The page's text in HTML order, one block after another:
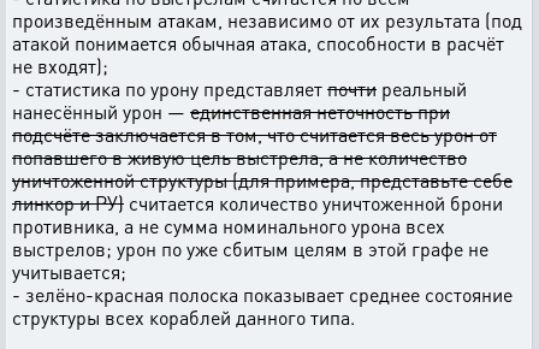
произведённым атакам, независимо от их результата (под
атакой понимается обычная атака, способности в расчёт
не входят);
- статистика по урону представляетпочти реальный
нанесённый урон — единственная неточность при
подсчёте заключается в том, что считается весь урон от
попавшего в живую цель выстрела, а не количество
уничтоженной структуры (для примера, представьте себе
линкор и РУ) считается количество уничтоженной брони
противника, а не сумма номинального урона всех
выстрелов; урон по уже сбитым целям в этой графе не
учитывается;
- зелёно-красная полоска показывает среднее состояние
структуры всех кораблей данного типа.